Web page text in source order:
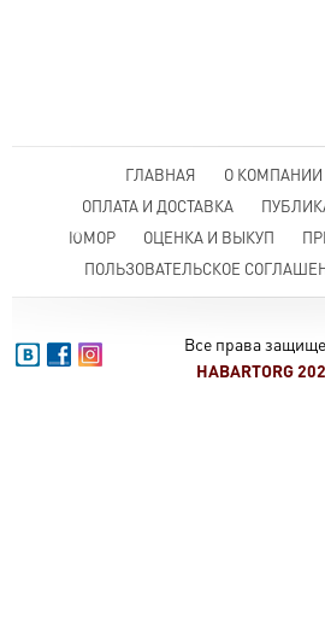
ГЛАВНАЯ О КОМПАНИИ
ОПЛАТА И ДОСТАВКА
ЮМОР
ОЦЕНКА И ВЫКУП
ПОЛЬЗОВАТЕЛЬСКОЕ
Все права
HABARTORG